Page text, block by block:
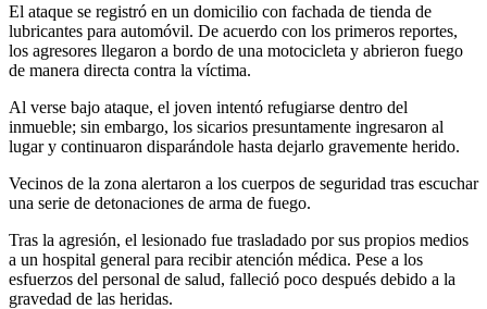
El ataque se registró en un domicilio con fachada de tienda de
lubricantes para automóvil. De acuerdo con los primeros reportes,
los agresores llegaron a bordo de una motocicleta y abrieron fuego
de manera directa contra la víctima.
Al verse bajo ataque, el joven intentó refugiarse dentro del
inmueble; sin embargo, los sicarios presuntamente ingresaron al
lugar y continuaron disparándole hasta dejarlo gravemente herido.
Vecinos de la zona alertaron a los cuerpos de seguridad tras escuchar
una serie de detonaciones de arma de fuego.
Tras la agresión, el lesionado fue trasladado por sus propios medios
a un hospital general para recibir atención médica. Pese a los
esfuerzos del personal de salud, falleció poco después debido a la
gravedad de las heridas.